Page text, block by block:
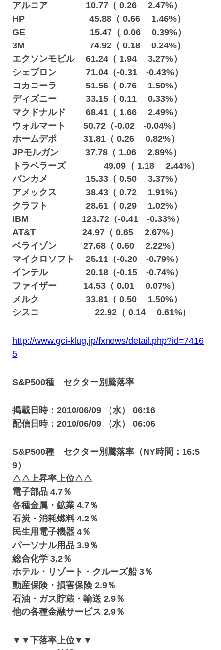
アルコア 10.77（ 0.26 2.47%）
HP 45.88（ 0.66 1.46%）
GE 15.47（ 0.06 0.39%）
3M 74.92（ 0.18 0.24%）
エクソンモビル 61.24（ 1.94 3.27%）
シェブロン 71.04（-0.31 -0.43%）
コカコーラ 51.56（ 0.76 1.50%）
ディズニー 33.15（ 0.11 0.33%）
マクドナルド 68.41（ 1.66 2.49%）
ウォルマート 50.72（-0.02 -0.04%）
ホームデポ 31.81（ 0.26 0.82%）
JPモルガン 37.78（ 1.06 2.89%）
トラベラーズ 49.09（ 1.18 2.44%）
バンカメ 15.33（ 0.50 3.37%）
アメックス 38.43（ 0.72 1.91%）
クラフト 28.61（ 0.29 1.02%）
IBM 123.72（-0.41 -0.33%）
AT&T 24.97（ 0.65 2.67%）
ベライゾン 27.68（ 0.60 2.22%）
マイクロソフト 25.11（-0.20 -0.79%）
インテル 20.18（-0.15 -0.74%）
ファイザー 14.53（ 0.01 0.07%）
メルク 33.81（ 0.50 1.50%）
シスコ 22.92（ 0.14 0.61%）
http://www.gci-klug.jp/fxnews/detail.php?id=7416
5
S&P500種 セクター別騰落率
掲載日時：2010/06/09 （水） 06:16
配信日時：2010/06/09 （水） 06:06
S&P500種 セクター別騰落率（NY時間：16:5
9）
△△上昇率上位△△
電子部品 4.7％
各種金属・鉱業 4.7％
石炭・消耗燃料 4.2％
民生用電子機器 4％
パーソナル用品 3.9％
総合化学 3.2％
ホテル・リゾート・クルーズ船 3％
動産保険・損害保険 2.9％
石油・ガス貯蔵・輸送 2.9％
他の各種金融サービス 2.9％
▼▼下落率上位▼▼